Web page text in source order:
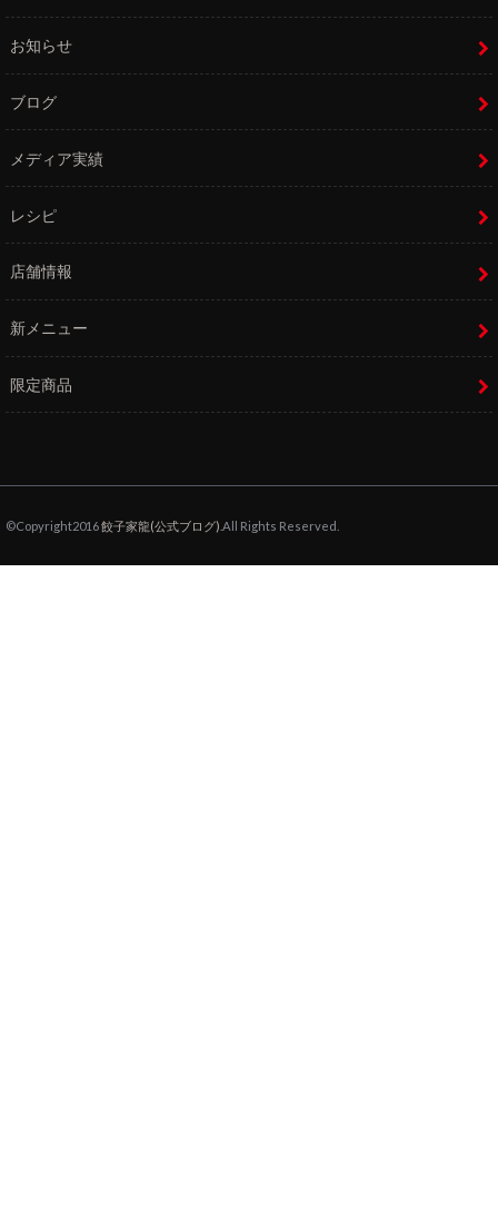
お知らせ
ブログ
メディア実績
レシピ
店舗情報
新メニュー
限定商品
©Copyright2016餃子家龍(公式ブログ) .All Rights Reserved.